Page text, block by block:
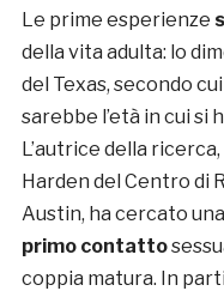
Le prime esperienze
della vita adulta: lo
del Texas, secondo
sarebbe l’età in cui si
L’autrice della
Harden del Centro di
Austin, ha cercato
primo contatto
coppia matura. In